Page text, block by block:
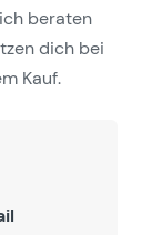
beraten
dich bei
Kauf.